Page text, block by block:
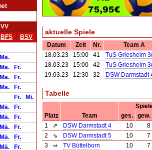
BFS
BSV
Mä.
Mä.
Fr.
Mä.
Fr.
Mä.
Fr.
Fr.
Mi.
Mä.
Fr.
Mä.
Fr.
Mä.
Fr.
Mä.
Fr.
Mä.
Fr.
aktuelle Spiele
Datum Zeit Nr.
Team A
18.03.23
15:00 41
TuS Griesheim
18.03.23
15:00 42
TuS Griesheim
19.03.23
12:30 32 DSW Darmstadt
Tabelle
Platz
Team ges.
gew.
1
⇗ DSW Darmstadt 4 10
8
2
⇘ DSW Darmstadt 5 10
7
3
⇒ TV Büttelborn 10
7